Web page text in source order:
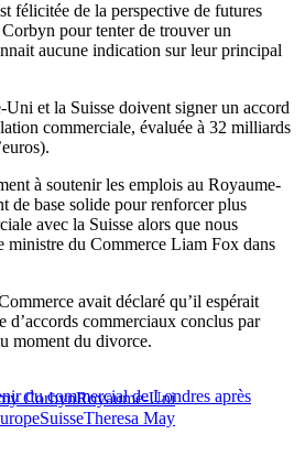
félicitée de la perspective de futures
pour tenter de trouver un
aucune indication sur leur principal
et la Suisse doivent signer un accord
commerciale, évaluée à 32 milliards
à soutenir les emplois au Royaume-
de base solide pour renforcer plus
avec la Suisse alors que nous
ministre du Commerce Liam Fox dans
avait déclaré qu’il espérait
d’accords commerciaux conclus par
moment du divorce.
du commercial de Londres après
CorbynRoyaume-Uni
SuisseTheresa May